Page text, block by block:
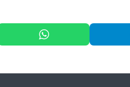
WhatsApp'ta Paylaş